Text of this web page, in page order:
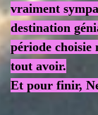
vraiment
destination
période choisie
tout avoir.
Et pour finir,